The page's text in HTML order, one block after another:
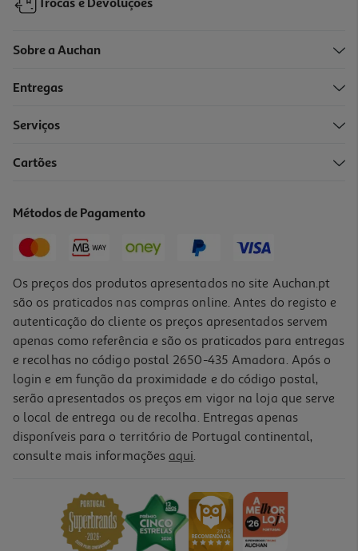
Pano Microfibra Auchan Para Vidros Amarelo
Trocas e Devoluções
Sobre a Auchan
Entregas
Serviços
Cartões
Métodos de Pagamento
Os preços dos produtos apresentados no site Auchan.pt
são os praticados nas compras online. Antes do registo e
autenticação do cliente os preços apresentados servem
apenas como referência e são os praticados para entregas
e recolhas no código postal 2650-435 Amadora. Após o
login e em função da proximidade e do código postal,
serão apresentados os preços em vigor na loja que serve
o local de entrega ou de recolha. Entregas apenas
disponíveis para o território de Portugal continental,
consulte mais informações aqui.